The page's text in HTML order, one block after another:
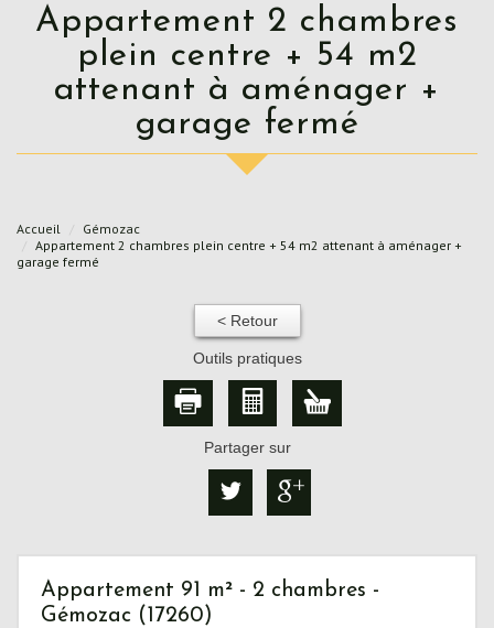
Appartement 2 chambres
plein centre + 54 m2
attenant à aménager +
garage fermé
Accueil
Gémozac
Appartement 2 chambres plein centre + 54 m2 attenant à aménager +
garage fermé
< Retour
Outils pratiques
Partager sur
Appartement 91 m² - 2 chambres -
Gémozac (17260)